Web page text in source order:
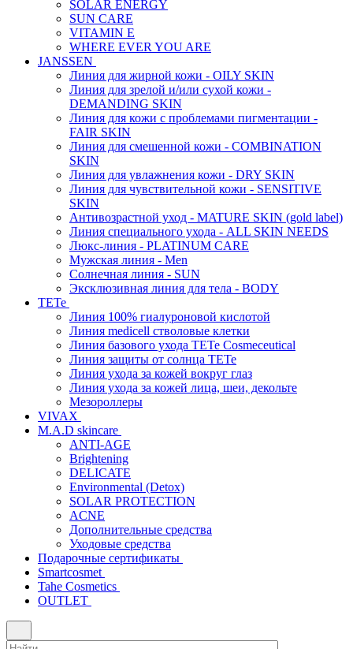
SOLAR ENERGY
SUN CARE
VITAMIN E
WHERE EVER YOU ARE
JANSSEN
Линия для жирной кожи - OILY SKIN
Линия для зрелой и/или сухой кожи -
DEMANDING SKIN
Линия для кожи с проблемами пигментации -
FAIR SKIN
Линия для смешенной кожи - COMBINATION
SKIN
Линия для увлажнения кожи - DRY SKIN
Линия для чувствительной кожи - SENSITIVE
SKIN
Антивозрастной уход - MATURE SKIN (gold label)
Линия специального ухода - ALL SKIN NEEDS
Люкс-линия - PLATINUM CARE
Мужская линия - Men
Солнечная линия - SUN
Эксклюзивная линия для тела - BODY
TETe
Линия 100% гиалуроновой кислотой
Линия medicell стволовые клетки
Линия базового ухода TETe Cosmeceutical
Линия защиты от солнца TETe
Линия ухода за кожей вокруг глаз
Линия ухода за кожей лица, шеи, декольте
Мезороллеры
VIVAX
M.A.D skincare
ANTI-AGE
Brightening
DELICATE
Environmental (Detox)
SOLAR PROTECTION
АCNE
Дополнительные средства
Уходовые средства
Подарочные сертификаты
Smartcosmet
Tahe Cosmetics
OUTLET